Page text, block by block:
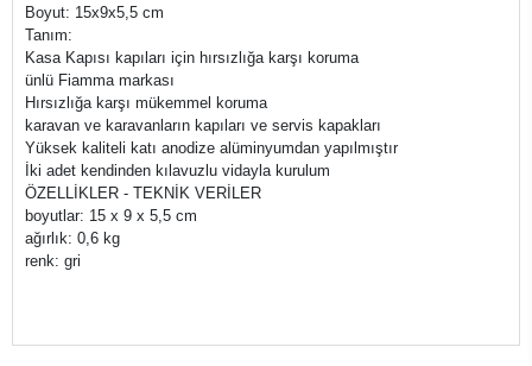
Boyut: 15x9x5,5 cm
Tanım:
Kasa Kapısı kapıları için hırsızlığa karşı koruma
ünlü Fiamma markası
Hırsızlığa karşı mükemmel koruma
karavan ve karavanların kapıları ve servis kapakları
Yüksek kaliteli katı anodize alüminyumdan yapılmıştır
İki adet kendinden kılavuzlu vidayla kurulum
ÖZELLİKLER - TEKNİK VERİLER
boyutlar: 15 x 9 x 5,5 cm
ağırlık: 0,6 kg
renk: gri